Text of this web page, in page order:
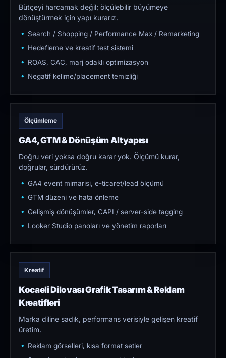
Bütçeyi harcamak değil; ölçülebilir büyümeye
dönüştürmek için yapı kurarız.
Search / Shopping / Performance Max / Remarketing
Hedefleme ve kreatif test sistemi
ROAS, CAC, marj odaklı optimizasyon
Negatif kelime/placement temizliği
Ölçümleme
GA4, GTM & Dönüşüm Altyapısı
Doğru veri yoksa doğru karar yok. Ölçümü kurar,
doğrular, sürdürürüz.
GA4 event mimarisi, e-ticaret/lead ölçümü
GTM düzeni ve hata önleme
Gelişmiş dönüşümler, CAPI / server-side tagging
Looker Studio panoları ve yönetim raporları
Kreatif
Kocaeli Dilovası Grafik Tasarım & Reklam
Kreatifleri
Marka diline sadık, performans verisiyle gelişen kreatif
üretim.
Reklam görselleri, kısa format setler